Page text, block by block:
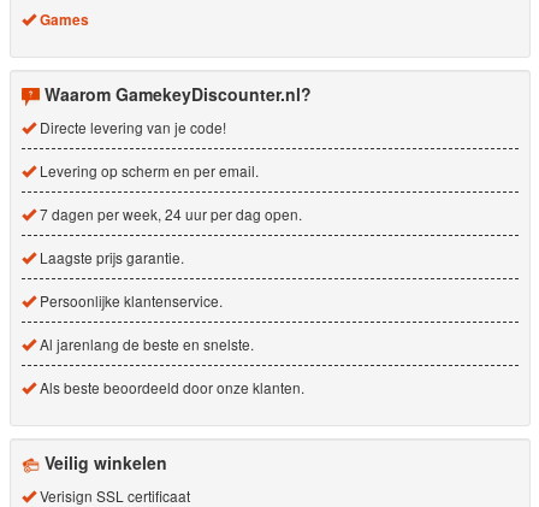
Games
Waarom GamekeyDiscounter.nl?
Directe levering van je code!
Levering op scherm en per email.
7 dagen per week, 24 uur per dag open.
Laagste prijs garantie.
Persoonlijke klantenservice.
Al jarenlang de beste en snelste.
Als beste beoordeeld door onze klanten.
Veilig winkelen
Verisign SSL certificaat